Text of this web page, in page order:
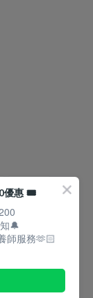
優惠 🎟️
🔔
師服務🫶🏻